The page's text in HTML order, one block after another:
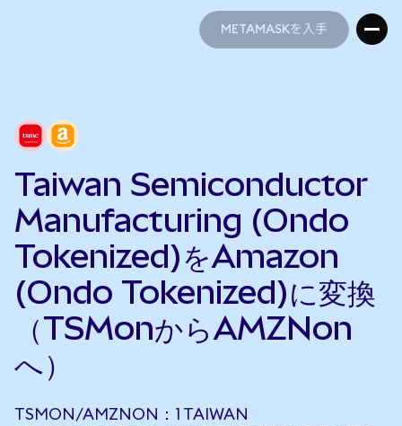
METAMASKを入手
Taiwan Semiconductor
Manufacturing (Ondo
Tokenized)をAmazon
(Ondo Tokenized)に変換
（TSMonからAMZNon
へ）
TSMON/AMZNON：1 TAIWAN